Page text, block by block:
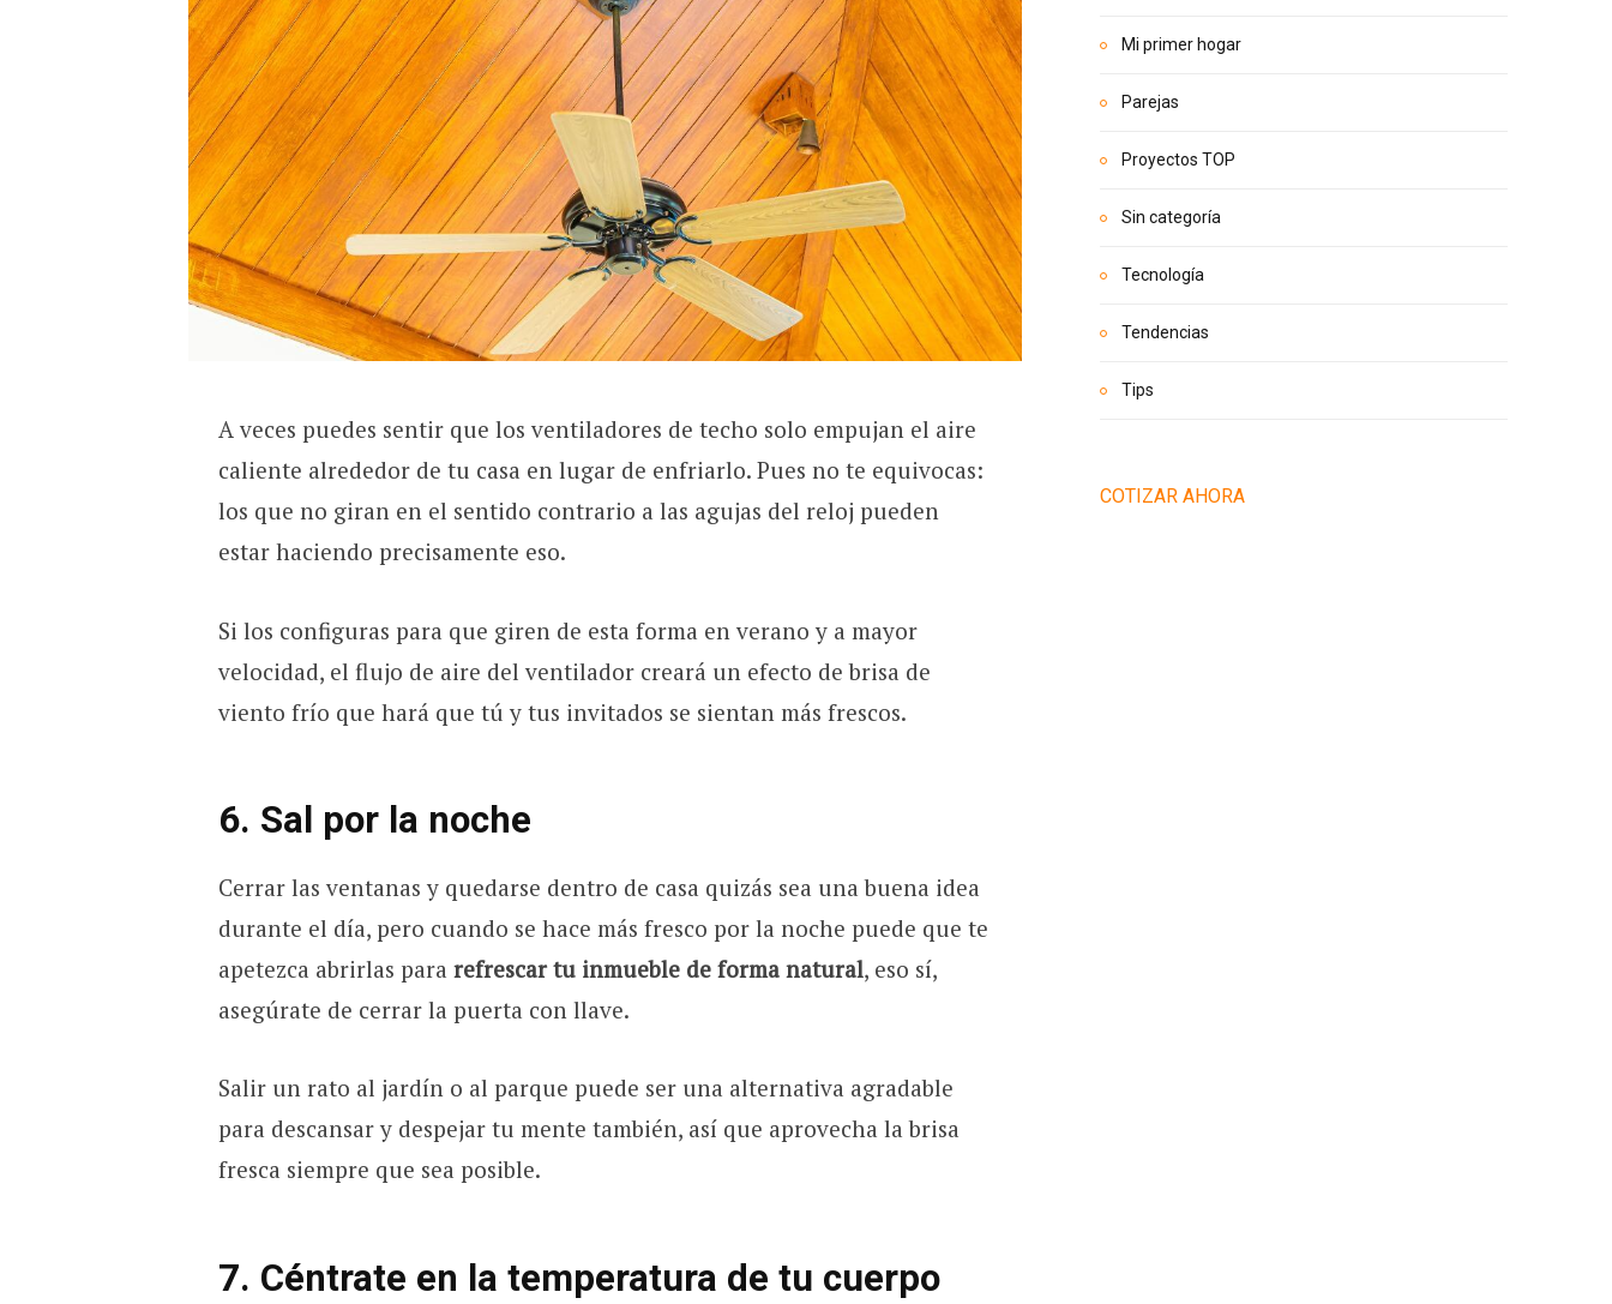
A veces puedes sentir que los ventiladores de techo solo empujan el aire
caliente alrededor de tu casa en lugar de enfriarlo. Pues no te equivocas:
los que no giran en el sentido contrario a las agujas del reloj pueden
estar haciendo precisamente eso.
Si los configuras para que giren de esta forma en verano y a mayor
velocidad, el flujo de aire del ventilador creará un efecto de brisa de
viento frío que hará que tú y tus invitados se sientan más frescos.
6. Sal por la noche
Cerrar las ventanas y quedarse dentro de casa quizás sea una buena idea
durante el día, pero cuando se hace más fresco por la noche puede que te
apetezca abrirlas para refrescar tu inmueble de forma natural, eso sí,
asegúrate de cerrar la puerta con llave.
Salir un rato al jardín o al parque puede ser una alternativa agradable
para descansar y despejar tu mente también, así que aprovecha la brisa
fresca siempre que sea posible.
7. Céntrate en la temperatura de tu cuerpo
Mi primer hogar
Parejas
Proyectos TOP
Sin categoría
Tecnología
Tendencias
Tips
COTIZAR AHORA